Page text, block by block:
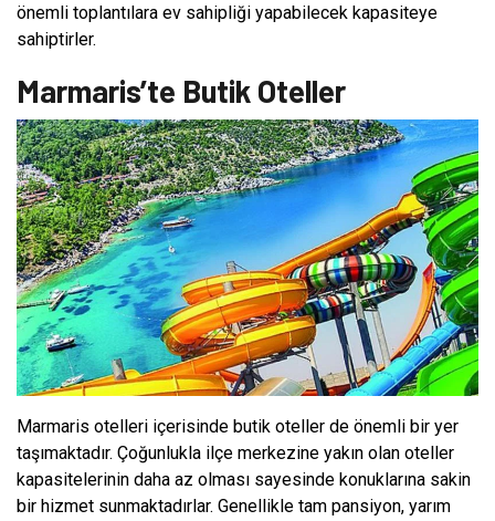
önemli toplantılara ev sahipliği yapabilecek kapasiteye
sahiptirler.
Marmaris’te Butik Oteller
Marmaris otelleri içerisinde butik oteller de önemli bir yer
taşımaktadır. Çoğunlukla ilçe merkezine yakın olan oteller
kapasitelerinin daha az olması sayesinde konuklarına sakin
bir hizmet sunmaktadırlar. Genellikle tam pansiyon, yarım